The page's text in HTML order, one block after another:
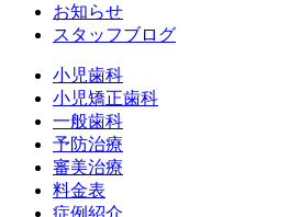
お知らせ
スタッフブログ
小児歯科
小児矯正歯科
一般歯科
予防治療
審美治療
料金表
症例紹介